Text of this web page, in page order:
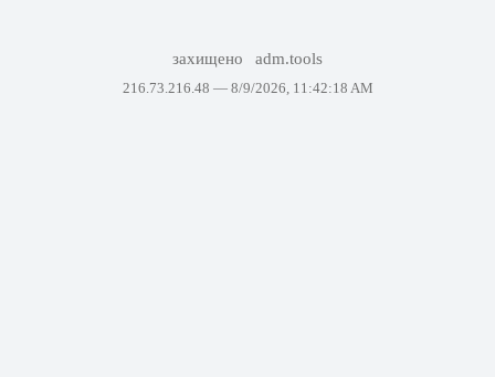
захищено adm.tools
216.73.216.48 — 8/9/2026, 11:42:18 AM